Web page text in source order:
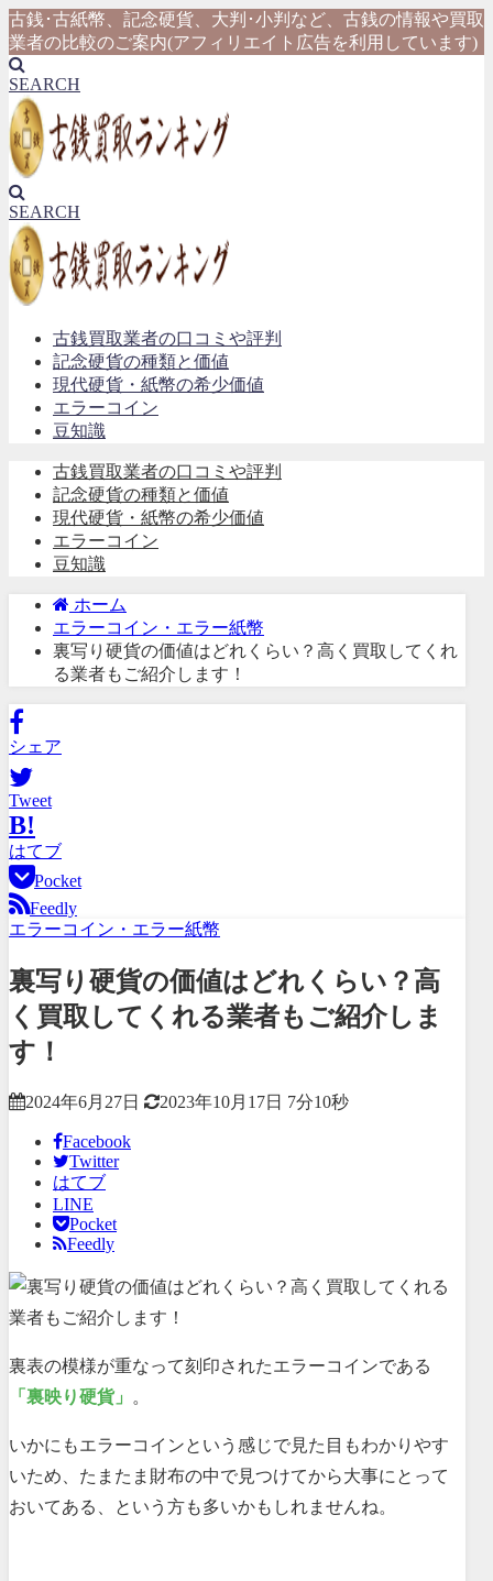
古銭･古紙幣、記念硬貨、大判･小判など、古銭の情報や買取
業者の比較のご案内(アフィリエイト広告を利用しています)
SEARCH
SEARCH
古銭買取業者の口コミや評判
記念硬貨の種類と価値
現代硬貨・紙幣の希少価値
エラーコイン
豆知識
古銭買取業者の口コミや評判
記念硬貨の種類と価値
現代硬貨・紙幣の希少価値
エラーコイン
豆知識
ホーム
エラーコイン・エラー紙幣
裏写り硬貨の価値はどれくらい？高く買取してくれ
る業者もご紹介します！
シェア
Tweet
B!
はてブ
Pocket
Feedly
エラーコイン・エラー紙幣
裏写り硬貨の価値はどれくらい？高
く買取してくれる業者もご紹介しま
す！
2024年6月27日 2023年10月17日 7分10秒
Facebook
Twitter
はてブ
LINE
Pocket
Feedly
裏表の模様が重なって刻印されたエラーコインである
「裏映り硬貨」
。
いかにもエラーコインという感じで見た目もわかりやす
いため、たまたま財布の中で見つけてから大事にとって
おいてある、という方も多いかもしれませんね。